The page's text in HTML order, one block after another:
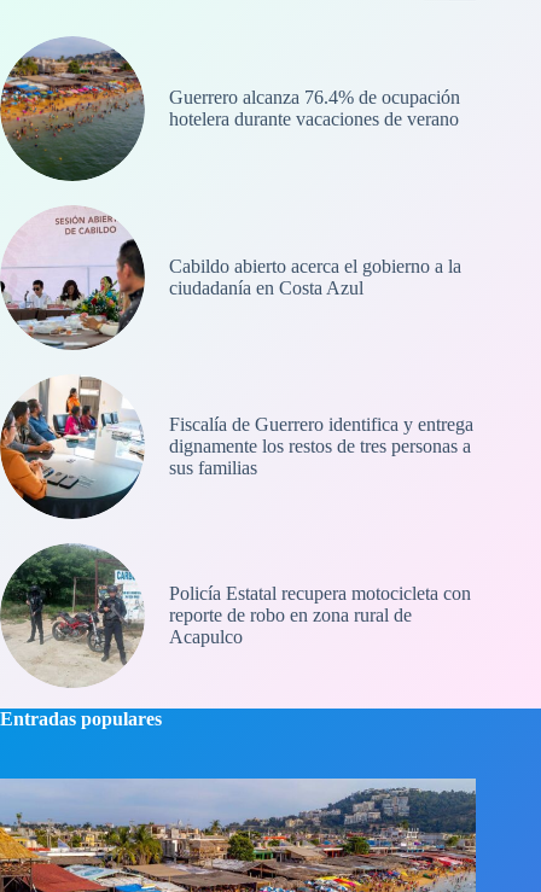
Guerrero alcanza 76.4% de ocupación
hotelera durante vacaciones de verano
Cabildo abierto acerca el gobierno a la
ciudadanía en Costa Azul
Fiscalía de Guerrero identifica y entrega
dignamente los restos de tres personas a
sus familias
Policía Estatal recupera motocicleta con
reporte de robo en zona rural de
Acapulco
Entradas populares